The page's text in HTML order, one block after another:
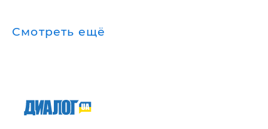
Смотреть ещё